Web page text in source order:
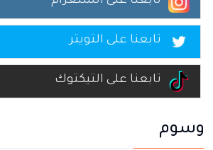
تابعنا على التويتر
تابعنا على التيكتوك
وسوم